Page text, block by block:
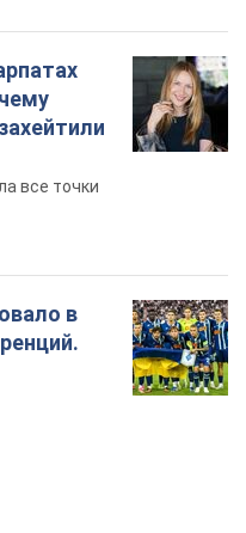
все точки
в